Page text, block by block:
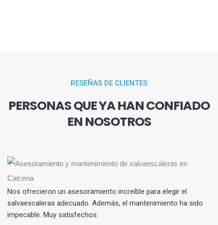
RESEÑAS DE CLIENTES
PERSONAS QUE YA HAN CONFIADO
EN NOSOTROS
Nos ofrecieron un asesoramiento increíble para elegir el
salvaescaleras adecuado. Además, el mantenimiento ha sido
impecable. Muy satisfechos.